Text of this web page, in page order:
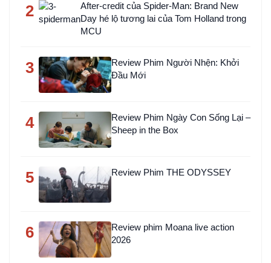
2
After-credit của Spider-Man: Brand New
Day hé lộ tương lai của Tom Holland trong
MCU
3
Review Phim Người Nhện: Khởi
Đầu Mới
4
Review Phim Ngày Con Sống Lại –
Sheep in the Box
5 Review Phim THE ODYSSEY
6
Review phim Moana live action
2026